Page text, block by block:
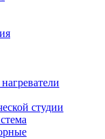
студии